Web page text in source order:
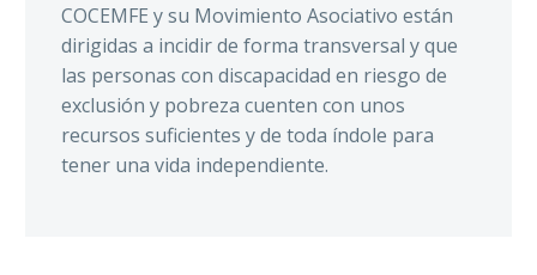
COCEMFE y su Movimiento Asociativo están
dirigidas a incidir de forma transversal y que
las personas con discapacidad en riesgo de
exclusión y pobreza cuenten con unos
recursos suficientes y de toda índole para
tener una vida independiente.